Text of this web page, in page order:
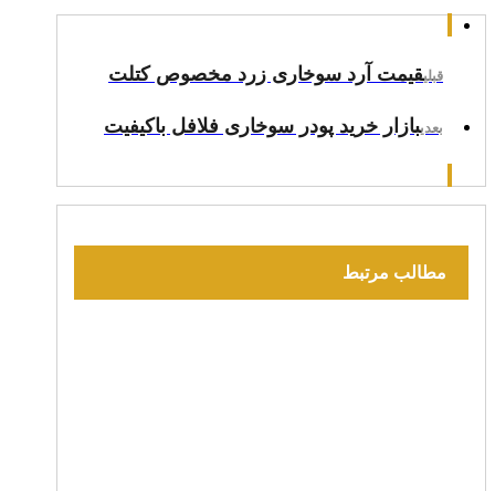
قبلیقیمت آرد سوخاری زرد مخصوص کتلت
بعدیبازار خرید پودر سوخاری فلافل باکیفیت
مطالب مرتبط